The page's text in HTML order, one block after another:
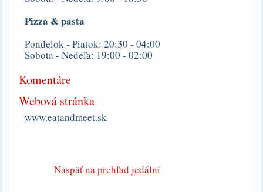
Pizza & pasta
Pondelok - Piatok: 20:30 - 04:00
Sobota - Nedeľa: 19:00 - 02:00
Komentáre
Webová stránka
www.eatandmeet.sk
Naspäť na prehľad jedální